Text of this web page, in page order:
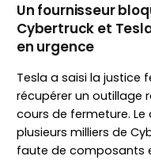
Un fournisseur
Cybertruck et
en urgence
Tesla a saisi la justice
récupérer un outillage
cours de fermeture.
plusieurs milliers de
faute de composants